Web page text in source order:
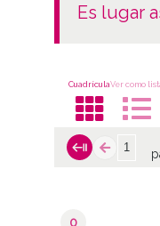
es lugar
CuadrículaVer como
0